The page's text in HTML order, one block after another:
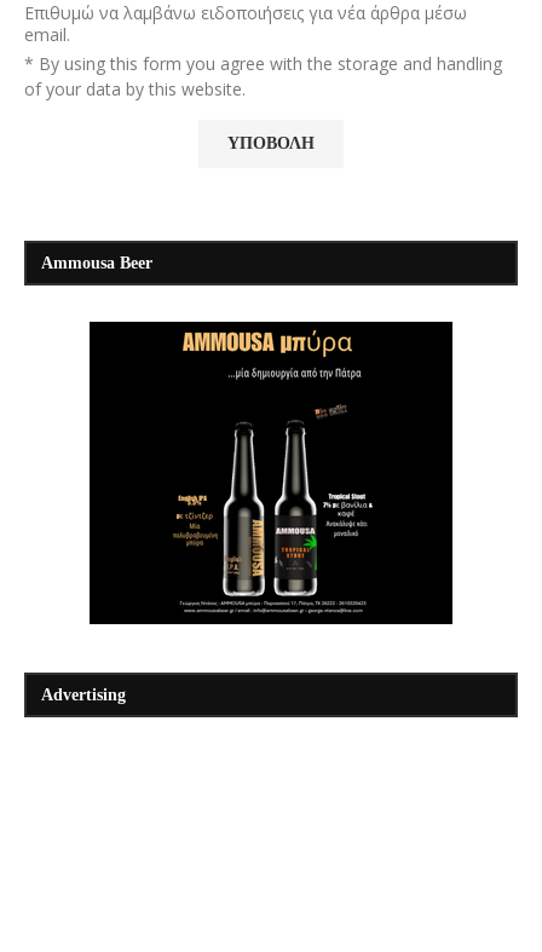
Επιθυμώ να λαμβάνω ειδοποιήσεις για νέα άρθρα μέσω
email.
* By using this form you agree with the storage and handling
of your data by this website.
Ammousa Beer
Advertising